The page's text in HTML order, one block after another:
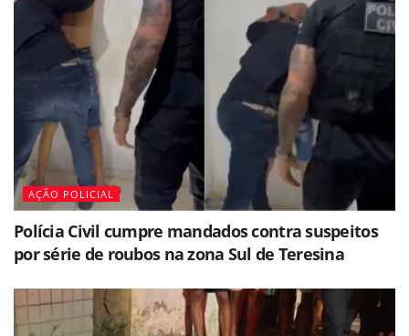
AÇÃO POLICIAL
Polícia Civil cumpre mandados contra suspeitos
por série de roubos na zona Sul de Teresina